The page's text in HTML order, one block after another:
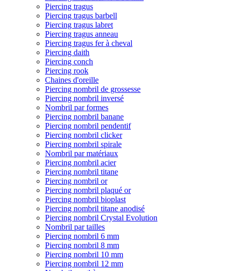
Piercing tragus
Piercing tragus barbell
Piercing tragus labret
Piercing tragus anneau
Piercing tragus fer à cheval
Piercing daith
Piercing conch
Piercing rook
Chaines d'oreille
Piercing nombril de grossesse
Piercing nombril inversé
Nombril par formes
Piercing nombril banane
Piercing nombril pendentif
Piercing nombril clicker
Piercing nombril spirale
Nombril par matériaux
Piercing nombril acier
Piercing nombril titane
Piercing nombril or
Piercing nombril plaqué or
Piercing nombril bioplast
Piercing nombril titane anodisé
Piercing nombril Crystal Evolution
Nombril par tailles
Piercing nombril 6 mm
Piercing nombril 8 mm
Piercing nombril 10 mm
Piercing nombril 12 mm